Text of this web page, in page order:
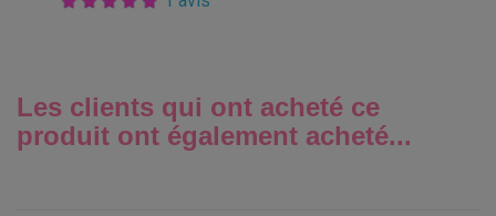
Les clients qui ont acheté ce
produit ont également acheté...